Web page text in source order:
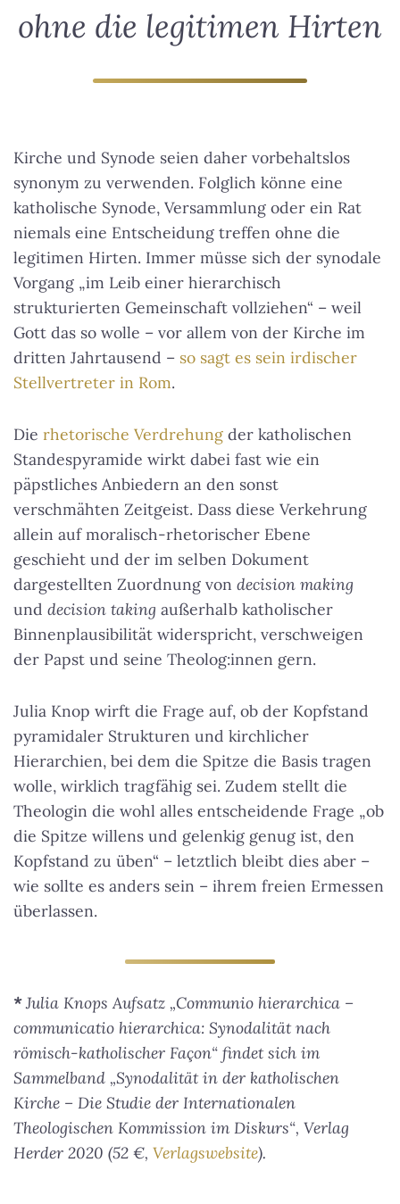
ohne die legitimen Hirten
Kirche und Synode seien daher vorbehaltslos
synonym zu verwenden. Folglich könne eine
katholische Synode, Versammlung oder ein Rat
niemals eine Entscheidung treffen ohne die
legitimen Hirten. Immer müsse sich der synodale
Vorgang „im Leib einer hierarchisch
strukturierten Gemeinschaft vollziehen“ – weil
Gott das so wolle – vor allem von der Kirche im
dritten Jahrtausend – so sagt es sein irdischer
Stellvertreter in Rom.
Die rhetorische Verdrehung der katholischen
Standespyramide wirkt dabei fast wie ein
päpstliches Anbiedern an den sonst
verschmähten Zeitgeist. Dass diese Verkehrung
allein auf moralisch-rhetorischer Ebene
geschieht und der im selben Dokument
dargestellten Zuordnung von decision making
und decision taking außerhalb katholischer
Binnenplausibilität widerspricht, verschweigen
der Papst und seine Theolog:innen gern.
Julia Knop wirft die Frage auf, ob der Kopfstand
pyramidaler Strukturen und kirchlicher
Hierarchien, bei dem die Spitze die Basis tragen
wolle, wirklich tragfähig sei. Zudem stellt die
Theologin die wohl alles entscheidende Frage „ob
die Spitze willens und gelenkig genug ist, den
Kopfstand zu üben“ – letztlich bleibt dies aber –
wie sollte es anders sein – ihrem freien Ermessen
überlassen.
*Julia Knops Aufsatz „Communio hierarchica –
communicatio hierarchica: Synodalität nach
römisch-katholischer Fa­çon“ findet sich im
Sammelband „Synodalität in der katholischen
Kirche – Die Studie der Internationalen
Theologischen Kommission im Diskurs“, Verlag
Herder 2020 (52 €, Verlagswebsite).